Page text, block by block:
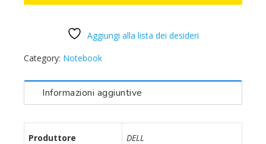
Aggiungi alla lista dei desideri
Category: Notebook
Informazioni aggiuntive
Produttore DELL